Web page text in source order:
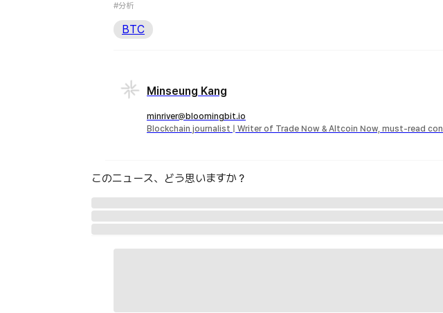
#分析
BTC
Minseung Kang
minriver@bloomingbit.io
Blockchain journalist | Writer of Trade Now & Altcoin Now, must-read
このニュース、どう思いますか？